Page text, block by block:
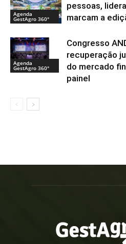
Agenda
GestAgro 360°
pessoas,
marcam a
Agenda
GestAgro 360°
Congresso
recuperação
do mercado
painel